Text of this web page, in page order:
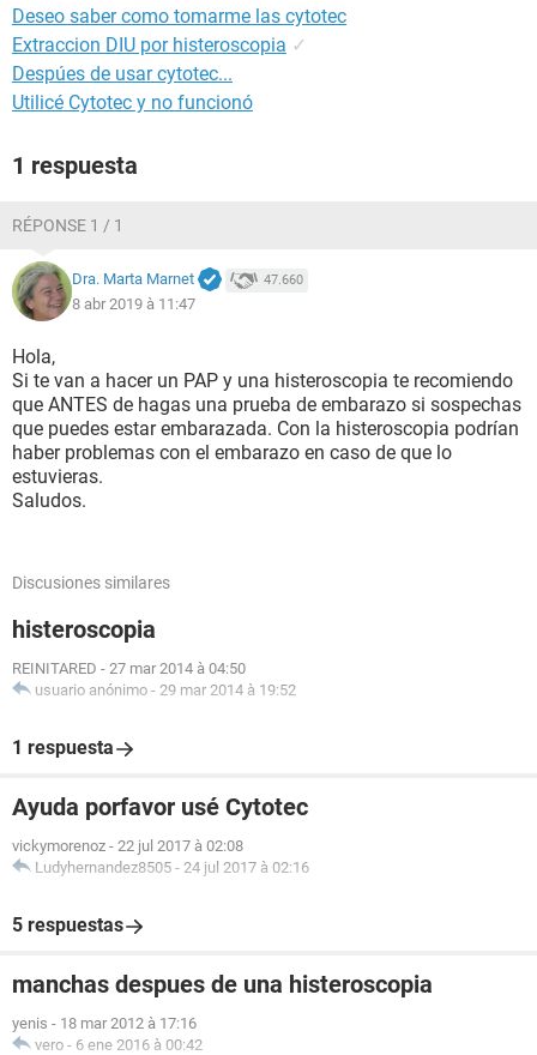
Deseo saber como tomarme las cytotec
Extraccion DIU por histeroscopia ✓
Despúes de usar cytotec...
Utilicé Cytotec y no funcionó
1 respuesta
RÉPONSE 1 / 1
Dra. Marta Marnet 47.660
8 abr 2019 à 11:47
Hola,
Si te van a hacer un PAP y una histeroscopia te recomiendo
que ANTES de hagas una prueba de embarazo si sospechas
que puedes estar embarazada. Con la histeroscopia podrían
haber problemas con el embarazo en caso de que lo
estuvieras.
Saludos.
Discusiones similares
histeroscopia
REINITARED - 27 mar 2014 à 04:50
usuario anónimo - 29 mar 2014 à 19:52
1 respuesta
Ayuda porfavor usé Cytotec
vickymorenoz - 22 jul 2017 à 02:08
Ludyhernandez8505 - 24 jul 2017 à 02:16
5 respuestas
manchas despues de una histeroscopia
yenis - 18 mar 2012 à 17:16
vero - 6 ene 2016 à 00:42